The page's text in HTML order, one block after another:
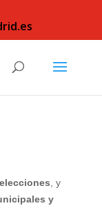
elecciones , y
y